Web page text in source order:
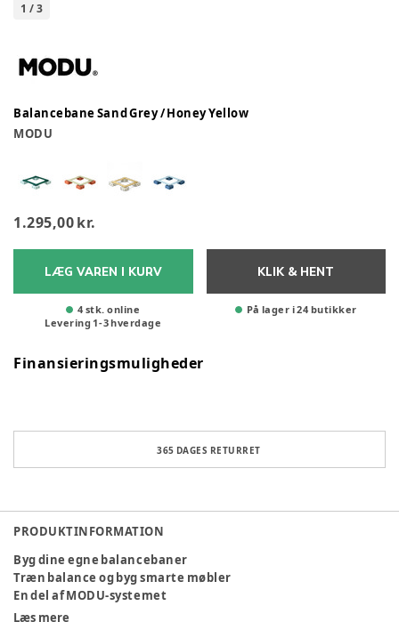
1 /3
Balancebane Sand Grey / Honey Yellow
MODU
1.295,00 kr.
LÆG VAREN I KURV
4 stk. online
Levering 1-3hverdage
KLIK & HENT
På lager i 24 butikker
Finansieringsmuligheder
365 DAGES RETURRET
PRODUKTINFORMATION
Byg dine egne balancebaner
Træn balance og byg smarte møbler
En del af MODU-systemet
Læs mere